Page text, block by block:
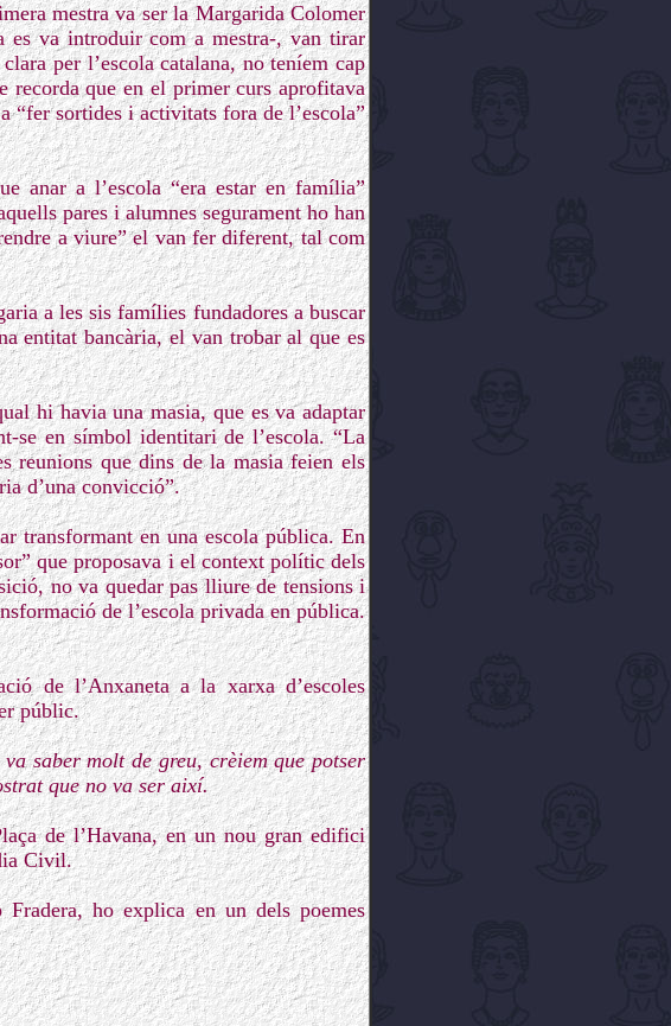
mestra va ser la Margarida Colomer
es va introduir com a mestra-, van tirar
per l’escola catalana, no teníem cap
recorda que en el primer curs aprofitava
“fer sortides i activitats fora de l’escola”
anar a l’escola “era estar en família”
pares i alumnes segurament ho han
a viure” el van fer diferent, tal com
a les sis famílies fundadores a buscar
entitat bancària, el van trobar al que es
hi havia una masia, que es va adaptar
se en símbol identitari de l’escola. “La
reunions que dins de la masia feien els
d’una convicció”.
transformant en una escola pública. En
que proposava i el context polític dels
no va quedar pas lliure de tensions i
de l’escola privada en pública.
de l’Anxaneta a la xarxa d’escoles
públic.
saber molt de greu, crèiem que potser
que no va ser així.
de l’Havana, en un nou gran edifici
Civil.
ho explica en un dels poemes